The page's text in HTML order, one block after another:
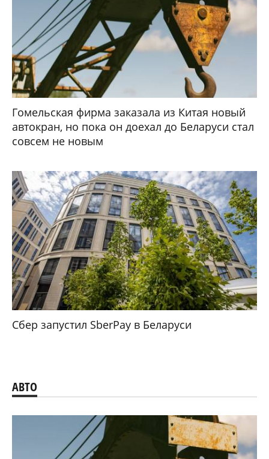
Гомельская фирма заказала из Китая новый
автокран, но пока он доехал до Беларуси стал
совсем не новым
Сбер запустил SberPay в Беларуси
АВТО